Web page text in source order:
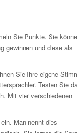
Sie Punkte. Sie
gewinnen und diese als
Sie Ihre eigene
Testen Sie
Mit vier verschiedenen
Man nennt dies